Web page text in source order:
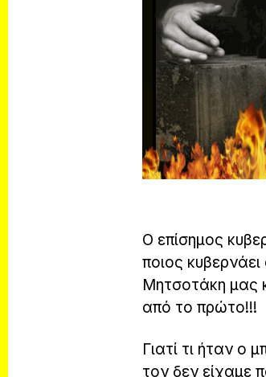
Ο επίσημος
ποιος
Μητσοτάκη μας
από το πρώτο!!!
Γιατί τι ήταν ο
τον δεν είχαμε